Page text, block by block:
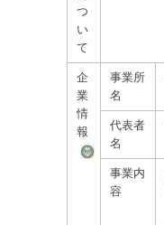
つ
い
て
企
業
情
報
事業所
名
代表者
名
事業内
容